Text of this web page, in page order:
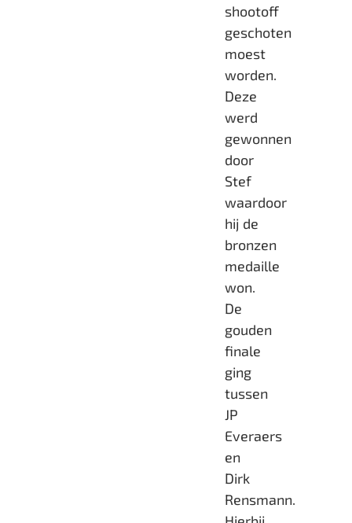
shootoff
geschoten
moest
worden.
Deze
werd
gewonnen
door
Stef
waardoor
hij de
bronzen
medaille
won.
De
gouden
finale
ging
tussen
JP
Everaers
en
Dirk
Rensmann.